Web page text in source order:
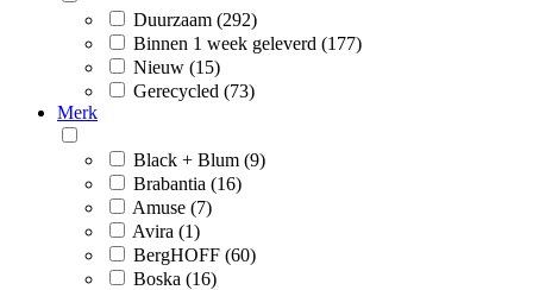
Duurzaam (292)
Binnen 1 week geleverd (177)
Nieuw (15)
Gerecycled (73)
Merk
Black + Blum (9)
Brabantia (16)
Amuse (7)
Avira (1)
BergHOFF (60)
Boska (16)